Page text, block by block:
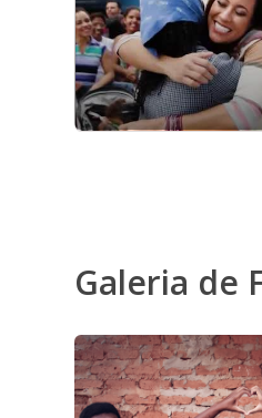
Galeria de